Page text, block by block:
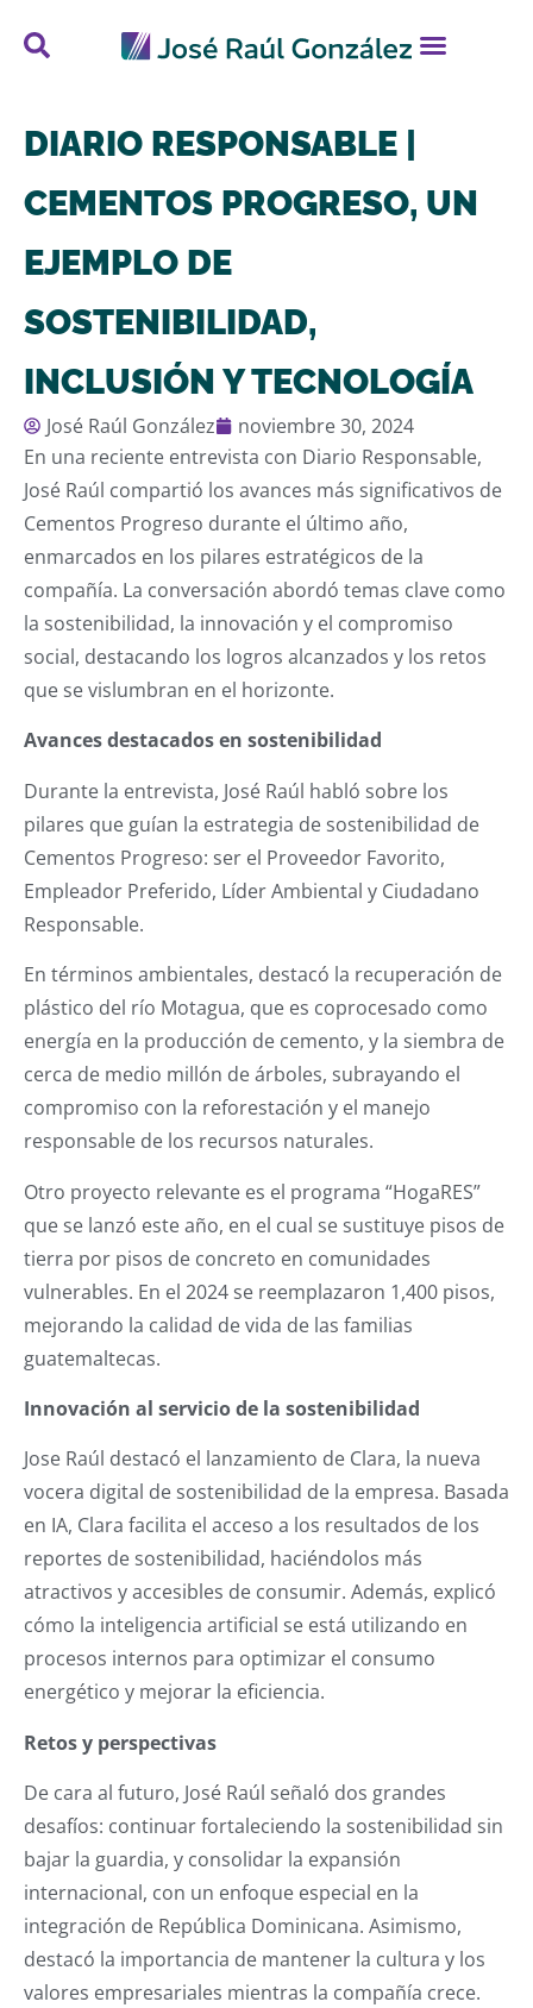
DIARIO RESPONSABLE |
CEMENTOS PROGRESO, UN
EJEMPLO DE
SOSTENIBILIDAD,
INCLUSIÓN Y TECNOLOGÍA
José Raúl González
noviembre 30, 2024
En una reciente entrevista con Diario Responsable,
José Raúl compartió los avances más significativos de
Cementos Progreso durante el último año,
enmarcados en los pilares estratégicos de la
compañía. La conversación abordó temas clave como
la sostenibilidad, la innovación y el compromiso
social, destacando los logros alcanzados y los retos
que se vislumbran en el horizonte.
Avances destacados en sostenibilidad
Durante la entrevista, José Raúl habló sobre los
pilares que guían la estrategia de sostenibilidad de
Cementos Progreso: ser el Proveedor Favorito,
Empleador Preferido, Líder Ambiental y Ciudadano
Responsable.
En términos ambientales, destacó la recuperación de
plástico del río Motagua, que es coprocesado como
energía en la producción de cemento, y la siembra de
cerca de medio millón de árboles, subrayando el
compromiso con la reforestación y el manejo
responsable de los recursos naturales.
Otro proyecto relevante es el programa “HogaRES”
que se lanzó este año, en el cual se sustituye pisos de
tierra por pisos de concreto en comunidades
vulnerables. En el 2024 se reemplazaron 1,400 pisos,
mejorando la calidad de vida de las familias
guatemaltecas.
Innovación al servicio de la sostenibilidad
Jose Raúl destacó el lanzamiento de Clara, la nueva
vocera digital de sostenibilidad de la empresa. Basada
en IA, Clara facilita el acceso a los resultados de los
reportes de sostenibilidad, haciéndolos más
atractivos y accesibles de consumir. Además, explicó
cómo la inteligencia artificial se está utilizando en
procesos internos para optimizar el consumo
energético y mejorar la eficiencia.
Retos y perspectivas
De cara al futuro, José Raúl señaló dos grandes
desafíos: continuar fortaleciendo la sostenibilidad sin
bajar la guardia, y consolidar la expansión
internacional, con un enfoque especial en la
integración de República Dominicana. Asimismo,
destacó la importancia de mantener la cultura y los
valores empresariales mientras la compañía crece.